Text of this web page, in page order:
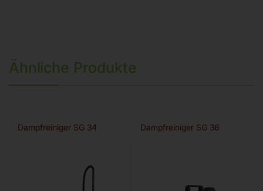
Ähnliche Produkte
Dampfreiniger SG 34 Dampfreiniger SG 36